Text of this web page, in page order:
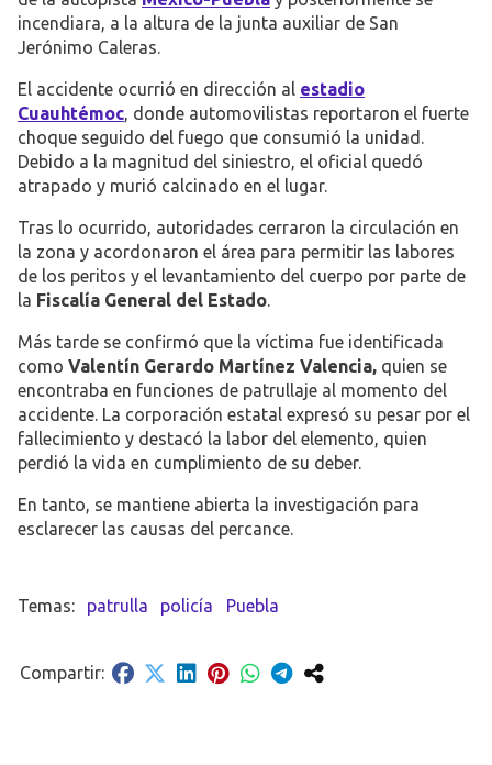
incendiara, a la altura de la junta auxiliar de San
Jerónimo Caleras.
El accidente ocurrió en dirección al estadio
Cuauhtémoc, donde automovilistas reportaron el fuerte
choque seguido del fuego que consumió la unidad.
Debido a la magnitud del siniestro, el oficial quedó
atrapado y murió calcinado en el lugar.
Tras lo ocurrido, autoridades cerraron la circulación en
la zona y acordonaron el área para permitir las labores
de los peritos y el levantamiento del cuerpo por parte de
la Fiscalía General del Estado.
Más tarde se confirmó que la víctima fue identificada
como Valentín Gerardo Martínez Valencia, quien se
encontraba en funciones de patrullaje al momento del
accidente. La corporación estatal expresó su pesar por el
fallecimiento y destacó la labor del elemento, quien
perdió la vida en cumplimiento de su deber.
En tanto, se mantiene abierta la investigación para
esclarecer las causas del percance.
patrulla policía Puebla